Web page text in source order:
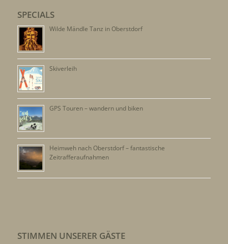
SPECIALS
Wilde Mändle Tanz in Oberstdorf
Skiverleih
GPS Touren – wandern und biken
Heimweh nach Oberstdorf – fantastische
Zeitrafferaufnahmen
STIMMEN UNSERER GÄSTE